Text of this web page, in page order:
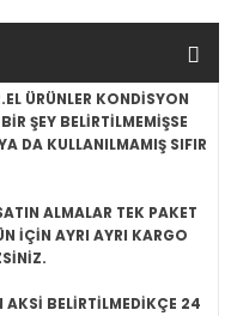
ÜRÜNLER KONDİSYON
ŞEY BELİRTİLMEMİŞSE
DA KULLANILMAMIŞ SIFIR
ALMALAR TEK PAKET
İÇİN AYRI AYRI KARGO
AKSİ BELİRTİLMEDİKÇE 24